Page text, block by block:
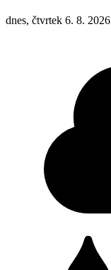
dnes, čtvrtek 6. 8. 2026